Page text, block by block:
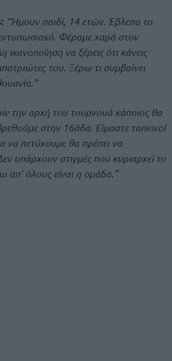
“Ήμουν παιδί, 14 ετών. Έβλεπα το
εντυπωσιακό. Φέραμε χαρά στον
ικανοποίηση να ξέρεις ότι κάνεις
του. Ξέρω τι συμβαίνει
την αρχή του τουρνουά κάποιος θα
στην 16άδα. Είμαστε ταπεινοί
να πετύχουμε θα πρέπει να
υπάρχουν στιγμές που κυριαρχεί το
απ’ όλους είναι η ομάδα.”